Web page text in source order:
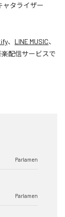
ャタライザー
、 LINE MUSIC、
配信サービスで
Parlamen
Parlamen